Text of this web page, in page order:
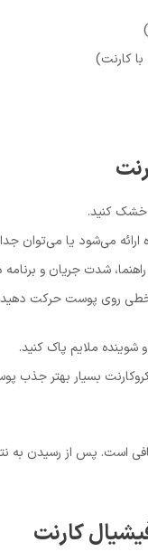
کارنت)
خشک کنید.
می‌شود یا می‌توان جدا
شدت جریان و برنامه
یا خطی روی پوست حرکت
شوینده ملایم پاک کنید.
بسیار بهتر جذب
کارنت